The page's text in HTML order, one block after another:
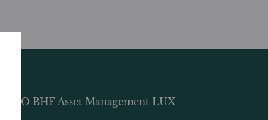
ODDO BHF Asset Management LUX